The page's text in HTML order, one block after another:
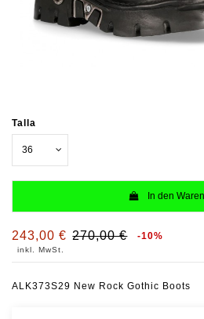
Talla
In den
243,00 € 270,00 € -10%
inkl. MwSt.
ALK373S29 New Rock Gothic Boots